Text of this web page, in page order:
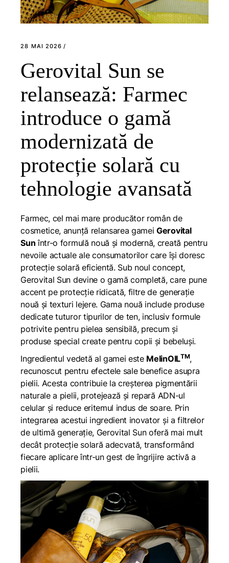
28 MAI 2026
Gerovital Sun se
relansează: Farmec
introduce o gamă
modernizată de
protecție solară cu
tehnologie avansată
Farmec, cel mai mare producător român de
cosmetice, anunță relansarea gameiGerovital
Sun într-o formulă nouă și modernă, creată pentru
nevoile actuale ale consumatorilor care își doresc
protecție solară eficientă. Sub noul concept,
Gerovital Sun devine o gamă completă, care pune
accent pe protecție ridicată, filtre de generație
nouă și texturi lejere. Gama nouă include produse
dedicate tuturor tipurilor de ten, inclusiv formule
potrivite pentru pielea sensibilă, precum și
produse special create pentru copii și bebeluși.
Ingredientul vedetă al gamei este MelinOILTM,
recunoscut pentru efectele sale benefice asupra
pielii. Acesta contribuie la creșterea pigmentării
naturale a pielii, protejează și repară ADN-ul
celular și reduce eritemul indus de soare. Prin
integrarea acestui ingredient inovator și a filtrelor
de ultimă generație, Gerovital Sun oferă mai mult
decât protecție solară adecvată, transformând
fiecare aplicare într-un gest de îngrijire activă a
pielii.